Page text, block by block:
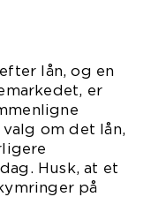
lån, og en
er
om det lån,
Husk, at et
på